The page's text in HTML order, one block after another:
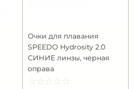
Очки для плавания
SPEEDO Hydrosity 2.0
СИНИЕ линзы, черная
оправа
☆ ☆ ☆ ☆ ☆
★ ★ ★ ★ ★